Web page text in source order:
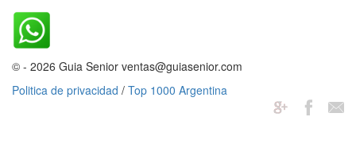
© - 2026 Guia Senior ventas@guiasenior.com
Politica de privacidad / Top 1000 Argentina